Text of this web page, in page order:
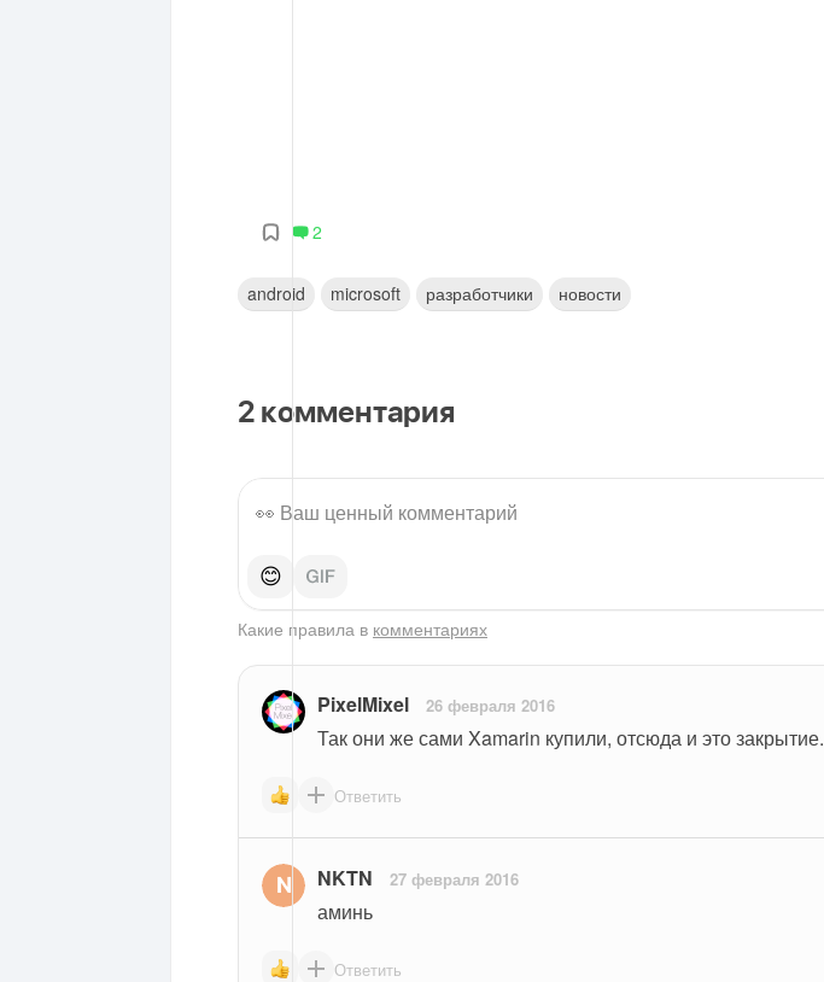
2
android microsoft разработчики новости
2 комментария
😊
Какие правила в комментариях
PixelMixel 26 февраля 2016
Так они же сами Xamarin купили, отсюда и это закрытие.
Ответить
NKTN 27 февраля 2016
аминь
Ответить